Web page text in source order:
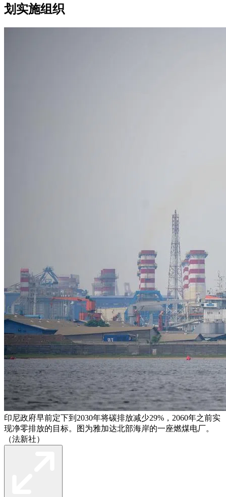
划实施组织
印尼政府早前定下到2030年将碳排放减少29%，2060年之前实
现净零排放的目标。图为雅加达北部海岸的一座燃煤电厂。
（法新社）